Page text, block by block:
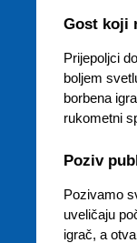
Gost koji
Prijepoljci
boljem
borbena
rukometni
Poziv
Pozivamo
uveličaju
igrač, a